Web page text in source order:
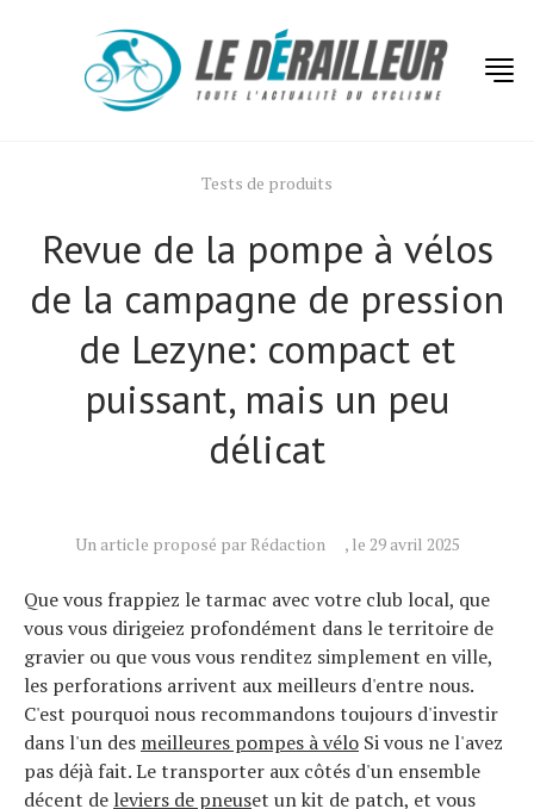
Tests de produits
Revue de la pompe à vélos
de la campagne de pression
de Lezyne: compact et
puissant, mais un peu
délicat
Un article proposé par Rédaction , le 29 avril 2025
Que vous frappiez le tarmac avec votre club local, que
vous vous dirigeiez profondément dans le territoire de
gravier ou que vous vous renditez simplement en ville,
les perforations arrivent aux meilleurs d'entre nous.
C'est pourquoi nous recommandons toujours d'investir
dans l'un des meilleures pompes à vélo Si vous ne l'avez
pas déjà fait. Le transporter aux côtés d'un ensemble
décent de leviers de pneuset un kit de patch, et vous